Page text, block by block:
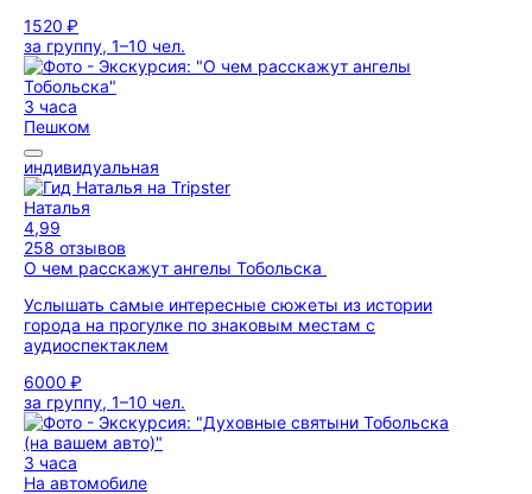
1520 ₽
за группу, 1–10 чел.
3 часа
Пешком
индивидуальная
Наталья
4,99
258 отзывов
О чем расскажут ангелы Тобольска
Услышать самые интересные сюжеты из истории
города на прогулке по знаковым местам с
аудиоспектаклем
6000 ₽
за группу, 1–10 чел.
3 часа
На автомобиле